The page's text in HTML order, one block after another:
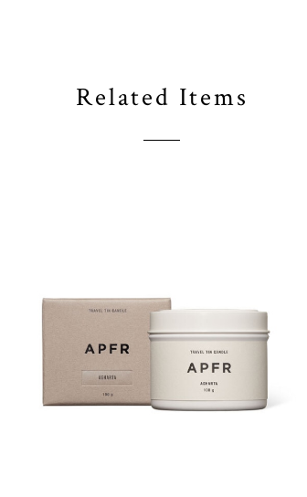
Related Items